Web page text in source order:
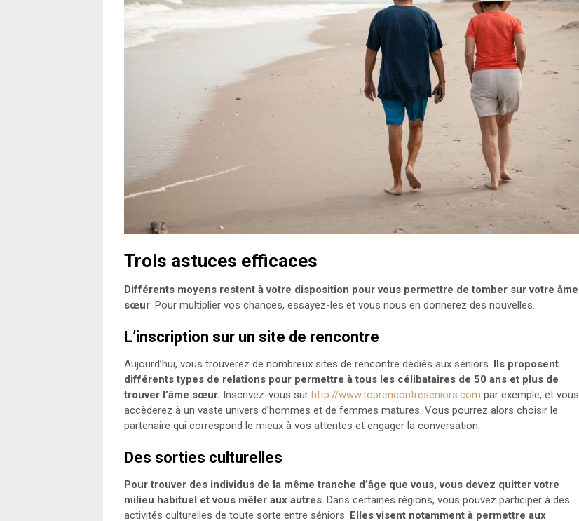
Trois astuces efficaces
Différents moyens restent à votre disposition pour vous permettre de tomber sur votre âme
sœur. Pour multiplier vos chances, essayez-les et vous nous en donnerez des nouvelles.
L’inscription sur un site de rencontre
Aujourd’hui, vous trouverez de nombreux sites de rencontre dédiés aux séniors. Ils proposent
différents types de relations pour permettre à tous les célibataires de 50 ans et plus de
trouver l’âme sœur. Inscrivez-vous sur http://www.toprencontreseniors.com par exemple, et vous
accèderez à un vaste univers d’hommes et de femmes matures. Vous pourrez alors choisir le
partenaire qui correspond le mieux à vos attentes et engager la conversation.
Des sorties culturelles
Pour trouver des individus de la même tranche d’âge que vous, vous devez quitter votre
milieu habituel et vous mêler aux autres. Dans certaines régions, vous pouvez participer à des
activités culturelles de toute sorte entre séniors. Elles visent notamment à permettre aux